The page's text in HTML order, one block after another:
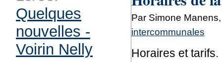
Par Simone
intercommunales
Horaires et tarifs.
Quelques
nouvelles -
Voirin Nelly